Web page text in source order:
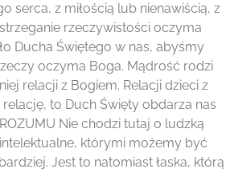
serca, z miłością lub nienawiścią, z
rzeczywistości oczyma
Ducha Świętego w nas, abyśmy
oczyma Boga. Mądrość rodzi
relacji z Bogiem. Relacji dzieci z
to Duch Święty obdarza nas
Nie chodzi tutaj o ludzką
którymi możemy być
Jest to natomiast łaska, którą